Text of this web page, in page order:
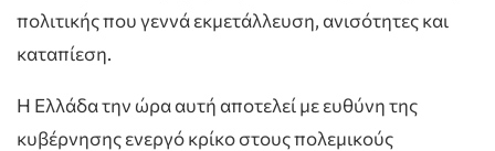
πολιτικής που γεννά εκμετάλλευση, ανισότητες και
καταπίεση.
Η Ελλάδα την ώρα αυτή αποτελεί με ευθύνη της
κυβέρνησης ενεργό κρίκο στους πολεμικούς